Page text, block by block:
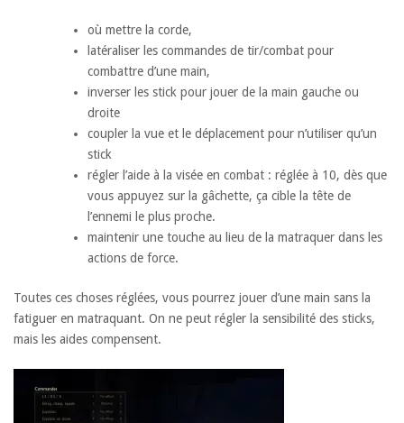
où mettre la corde,
latéraliser les commandes de tir/combat pour
combattre d’une main,
inverser les stick pour jouer de la main gauche ou
droite
coupler la vue et le déplacement pour n’utiliser qu’un
stick
régler l’aide à la visée en combat : réglée à 10, dès que
vous appuyez sur la gâchette, ça cible la tête de
l’ennemi le plus proche.
maintenir une touche au lieu de la matraquer dans les
actions de force.
Toutes ces choses réglées, vous pourrez jouer d’une main sans la
fatiguer en matraquant. On ne peut régler la sensibilité des sticks,
mais les aides compensent.